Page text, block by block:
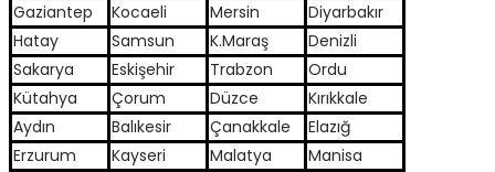
Gaziantep
Kocaeli Mersin
Diyarbakır
Hatay
Samsun K.Maraş
Denizli
Sakarya
Eskişehir Trabzon
Ordu
Kütahya
Çorum Düzce
Kırıkkale
Aydın
Balıkesir Çanakkale
Elazığ
Erzurum
Kayseri Malatya
Manisa